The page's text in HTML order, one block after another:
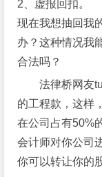
2、虚报回扣。
现在我想抽回我
办？这种情况我
合法吗？
法律桥网友
的工程款，这样
在公司占有50%
会计师对你公司
你可以转让你的